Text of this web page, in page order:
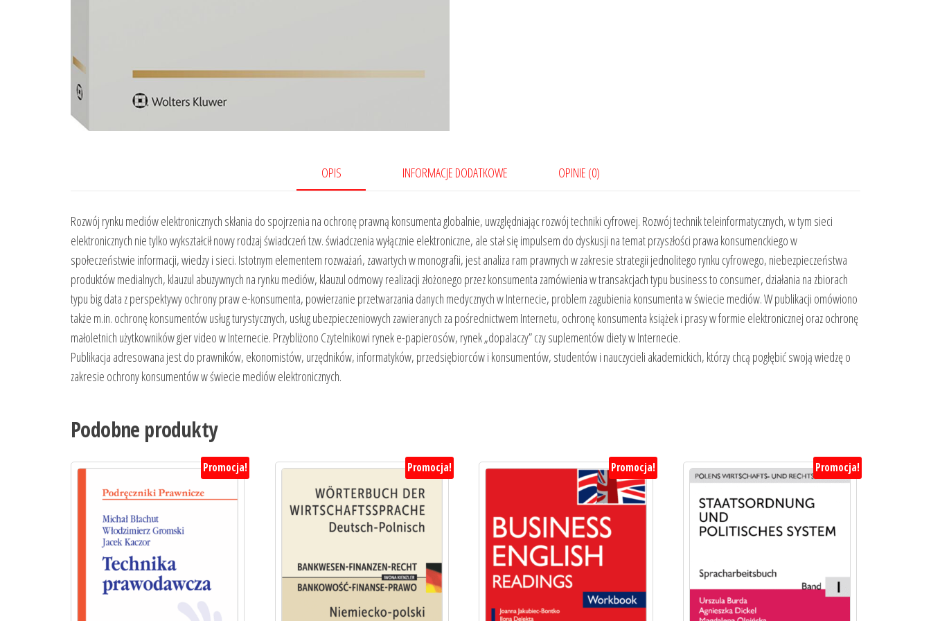
OPIS INFORMACJE DODATKOWE OPINIE (0)
Rozwój rynku mediów elektronicznych skłania do spojrzenia na ochronę prawną konsumenta globalnie, uwzględniając rozwój techniki cyfrowej. Rozwój technik teleinformatycznych, w tym sieci
elektronicznych nie tylko wykształcił nowy rodzaj świadczeń tzw. świadczenia wyłącznie elektroniczne, ale stał się impulsem do dyskusji na temat przyszłości prawa konsumenckiego w
społeczeństwie informacji, wiedzy i sieci. Istotnym elementem rozważań, zawartych w monografii, jest analiza ram prawnych w zakresie strategii jednolitego rynku cyfrowego, niebezpieczeństwa
produktów medialnych, klauzul abuzywnych na rynku mediów, klauzul odmowy realizacji złożonego przez konsumenta zamówienia w transakcjach typu business to consumer, działania na zbiorach
typu big data z perspektywy ochrony praw e-konsumenta, powierzanie przetwarzania danych medycznych w Internecie, problem zagubienia konsumenta w świecie mediów. W publikacji omówiono
także m.in. ochronę konsumentów usług turystycznych, usług ubezpieczeniowych zawieranych za pośrednictwem Internetu, ochronę konsumenta książek i prasy w formie elektronicznej oraz ochronę
małoletnich użytkowników gier video w Internecie. Przybliżono Czytelnikowi rynek e-papierosów, rynek „dopalaczy” czy suplementów diety w Internecie.
Publikacja adresowana jest do prawników, ekonomistów, urzędników, informatyków, przedsiębiorców i konsumentów, studentów i nauczycieli akademickich, którzy chcą pogłębić swoją wiedzę o
zakresie ochrony konsumentów w świecie mediów elektronicznych.
Podobne produkty
Promocja! Promocja! Promocja! Promocja!